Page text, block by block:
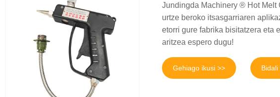
Jundingda Machinery ® Hot Melt
urtze beroko itsasgarriaren
etorri gure fabrika bisitatzera eta
aritzea espero dugu!
Gehiago ikusi >>